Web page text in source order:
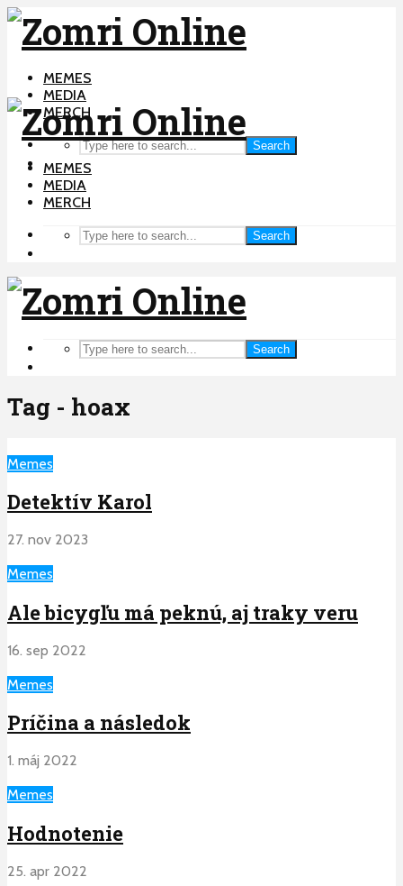
MEMES
MEDIA
MERCH
Search
MEMES
MEDIA
MERCH
Search
Search
Tag - hoax
Memes
Detektív Karol
27. nov 2023
Memes
Ale bicygľu má peknú, aj traky veru
16. sep 2022
Memes
Príčina a následok
1. máj 2022
Memes
Hodnotenie
25. apr 2022